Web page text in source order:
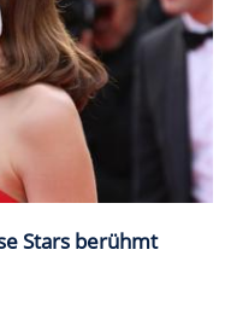
Stars berühmt